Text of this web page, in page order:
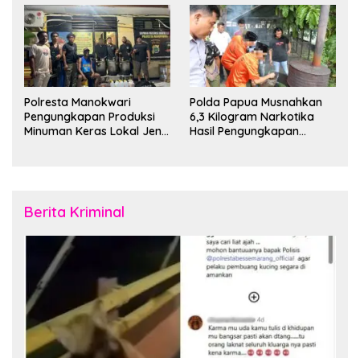
Polresta Manokwari
Pengungkapan Produksi
Minuman Keras Lokal Jenis
Polda Papua Musnahkan
6,3 Kilogram Narkotika
Hasil Pengungkapan
Berita Kriminal